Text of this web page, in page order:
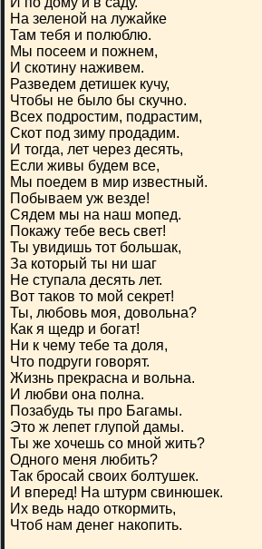
На зеленой на лужайке
Там тебя и полюблю.
Мы посеем и пожнем,
И скотину наживем.
Разведем детишек кучу,
Чтобы не было бы скучно.
Всех подростим, подрастим,
Скот под зиму продадим.
И тогда, лет через десять,
Если живы будем все,
Мы поедем в мир известный.
Побываем уж везде!
Сядем мы на наш мопед.
Покажу тебе весь свет!
Ты увидишь тот большак,
За который ты ни шаг
Не ступала десять лет.
Вот таков то мой секрет!
Ты, любовь моя, довольна?
Как я щедр и богат!
Ни к чему тебе та доля,
Что подруги говорят.
Жизнь прекрасна и вольна.
И любви она полна.
Позабудь ты про Багамы.
Это ж лепет глупой дамы.
Ты же хочешь со мной жить?
Одного меня любить?
Так бросай своих болтушек.
И вперед! На штурм свинюшек.
Их ведь надо откормить,
Чтоб нам денег накопить.